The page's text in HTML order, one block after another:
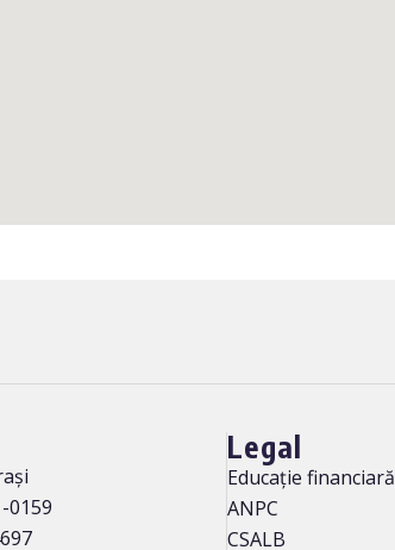
0159
Legal
Educație financiară
ANPC
CSALB